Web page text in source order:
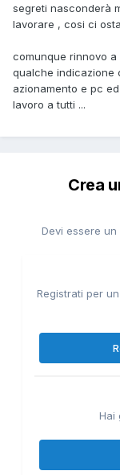
segreti nasconderà
lavorare , cosi ci
comunque rinnovo
qualche indicazione
azionamento e pc
lavoro a tutti ...
Crea
Devi essere
Registrati per
Hai